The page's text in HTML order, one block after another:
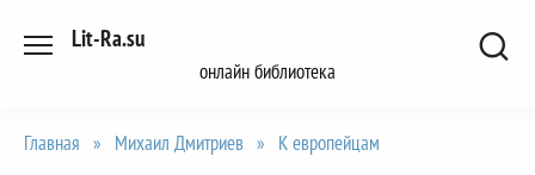
Lit-Ra.su
онлайн библиотека
Главная » Михаил Дмитриев » К европейцам